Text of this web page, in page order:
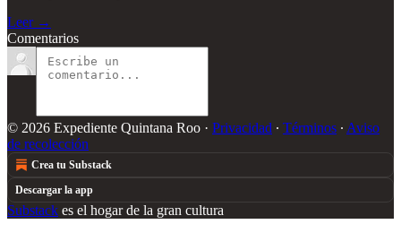
Leer →
Comentarios
© 2026 Expediente Quintana Roo · Privacidad ∙ Términos ∙ Aviso
de recolección
Crea tu Substack
Descargar la app
Substack es el hogar de la gran cultura